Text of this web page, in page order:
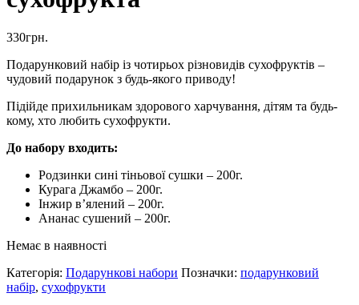
330грн.
Подарунковий набір із чотирьох різновидів сухофруктів –
чудовий подарунок з будь-якого приводу!
Підійде прихильникам здорового харчування, дітям та будь-
кому, хто любить сухофрукти.
До набору входить:
Родзинки сині тіньової сушки – 200г.
Курага Джамбо – 200г.
Інжир в’ялений – 200г.
Ананас сушений – 200г.
Немає в наявності
Категорія: Подарункові набори Позначки: подарунковий
набір, сухофрукти